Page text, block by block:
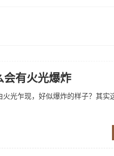
会有火光爆炸
光乍现，好似爆炸的样子？其实